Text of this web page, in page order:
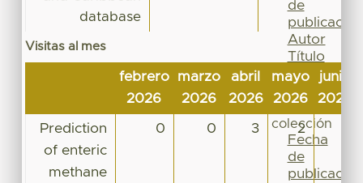
database
Visitas al mes
febrero
2026
marzo
2026
abril
2026
mayo
2026
junio
2026
Prediction
of enteric
methane
0 0 3 2
de
publicación
Autor
Título
Materia
Tipo
colección
Fecha
de
publicación